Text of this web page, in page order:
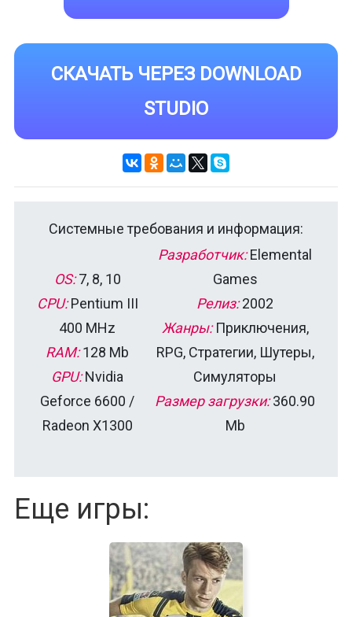
СКАЧАТЬ ЧЕРЕЗ DOWNLOAD
STUDIO
Системные требования и информация:
OS:7, 8, 10
CPU:Pentium III
400 MHz
RAM:128 Mb
GPU:Nvidia
Geforce 6600 /
Radeon Х1300
Разработчик:Elemental
Games
Релиз:2002
Жанры:Приключения,
RPG, Стратегии, Шутеры,
Симуляторы
Размер загрузки:360.90
Mb
Еще игры: